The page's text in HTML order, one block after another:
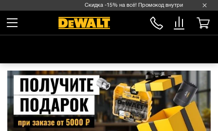
Скидка -15% на всё! Промокод внутри →